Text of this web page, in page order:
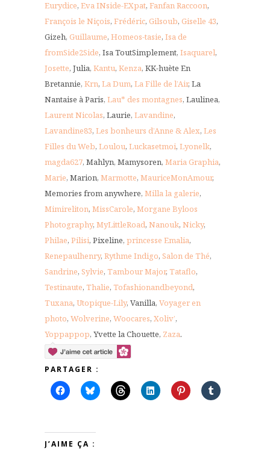
Eurydice, Eva INside-EXpat, Fanfan Raccoon,
François le Niçois, Frédéric, Gilsoub, Giselle 43,
Gizeh, Guillaume, Homeos-tasie, Isa de
fromSide2Side, Isa ToutSimplement, Isaquarel,
Josette, Julia, Kantu, Kenza, KK-huète En
Bretannie, Krn, La Dum, La Fille de l’Air, La
Nantaise à Paris, Lau* des montagnes, Laulinea,
Laurent Nicolas, Laurie, Lavandine,
Lavandine83, Les bonheurs d’Anne & Alex, Les
Filles du Web, Loulou, Luckasetmoi, Lyonelk,
magda627, Mahlyn, Mamysoren, Maria Graphia,
Marie, Marion, Marmotte, MauriceMonAmour,
Memories from anywhere, Milla la galerie,
Mimireliton, MissCarole, Morgane Byloos
Photography, MyLittleRoad, Nanouk, Nicky,
Philae, Pilisi, Pixeline, princesse Emalia,
Renepaulhenry, Rythme Indigo, Salon de Thé,
Sandrine, Sylvie, Tambour Major, Tataflo,
Testinaute, Thalie, Tofashionandbeyond,
Tuxana, Utopique-Lily, Vanilla, Voyager en
photo, Wolverine, Woocares, Xoliv’,
Yoppappop, Yvette la Chouette, Zaza.
PARTAGER :
J’AIME ÇA :